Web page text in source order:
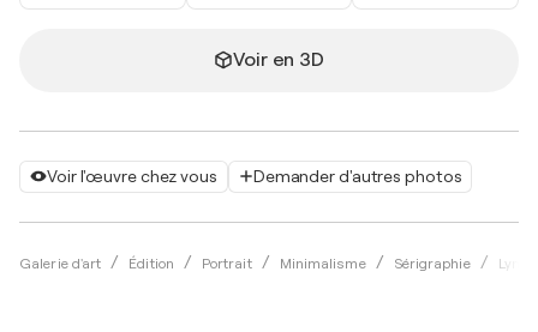
Voir l'œuvre chez vous Demander d'autres photos
Galerie d'art Édition Portrait Minimalisme Sérigraphie
Voir en 3D